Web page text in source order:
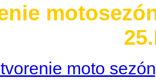
moto